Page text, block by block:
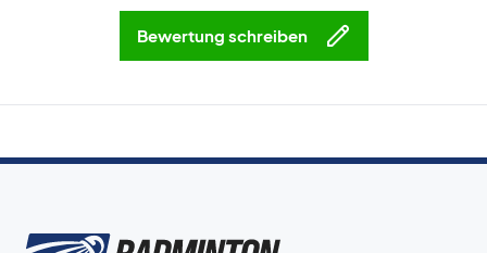
Bewertung schreiben